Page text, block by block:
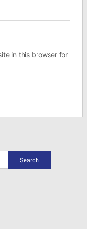
in this browser for